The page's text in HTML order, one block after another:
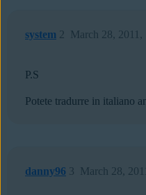
system March 28, 2011,
2
P.S
Potete tradurre in italiano
danny96 March 28,
3